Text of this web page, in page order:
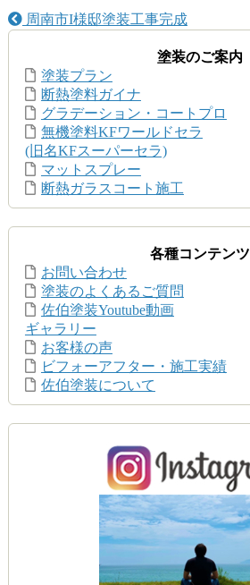
周南市I様邸塗装工事完成
塗装のご案内
塗装プラン
断熱塗料ガイナ
グラデーション・コートプロ
無機塗料KFワールドセラ
(旧名KFスーパーセラ)
マットスプレー
断熱ガラスコート施工
各種コンテンツ
お問い合わせ
塗装のよくあるご質問
佐伯塗装Youtube動画
ギャラリー
お客様の声
ビフォーアフター・施工実績
佐伯塗装について